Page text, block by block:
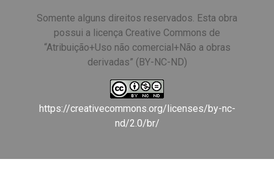
Somente alguns direitos reservados. Esta obra
possui a licença Creative Commons de
“Atribuição+Uso não comercial+Não a obras
derivadas” (BY-NC-ND)
https://creativecommons.org/licenses/by-nc-
nd/2.0/br/